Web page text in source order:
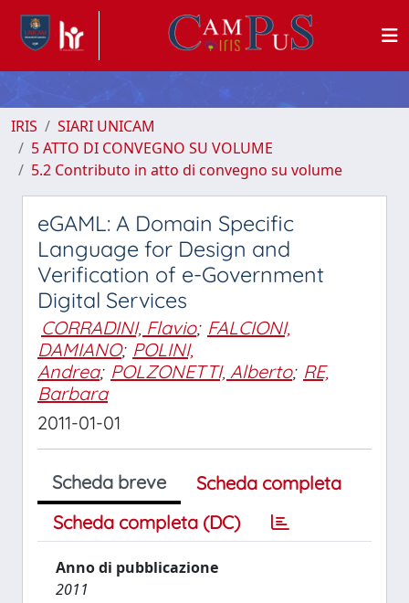
IRIS
SIARI UNICAM
5 ATTO DI CONVEGNO SU VOLUME
5.2 Contributo in atto di convegno su volume
eGAML: A Domain Specific
Language for Design and
Verification of e-Government
Digital Services
CORRADINI, Flavio; FALCIONI,
DAMIANO; POLINI,
Andrea; POLZONETTI, Alberto; RE,
Barbara
2011-01-01
Scheda breve
Scheda completa
Scheda completa (DC)
Anno di pubblicazione
2011